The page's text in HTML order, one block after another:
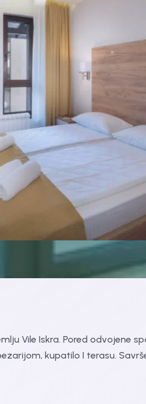
Vile Iskra. Pored odvojene
kupatilo I terasu.